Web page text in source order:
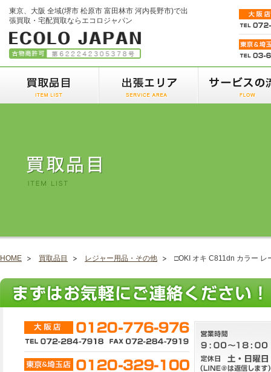
東京、大阪 全域(堺市 松原市 富田林市 河内長野市)で出
張買取・宅配買取ならエコロジャパン
HOME 買取品目 レジャー用品・その他 □OKI オキ C811dn カラー レ